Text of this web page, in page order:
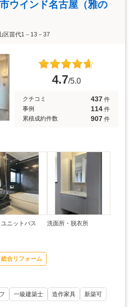
ウインド名古屋（雅の
区苗代1－13－37
4.7/5.0
クチコミ 437 件
事例
114 件
累積成約件数
907 件
ニットバス 洗面所・脱衣所
総合リフォーム
一級建築士 造作家具 新築可